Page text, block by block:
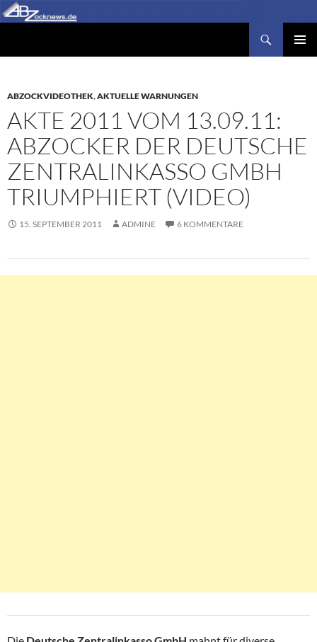
Zum
Inhalt
ABZOCKVIDEOTHEK,AKTUELLE WARNUNGEN
AKTE 2011 VOM 13.09.11:
ABZOCKER DER DEUTSCHE
ZENTRALINKASSO GMBH
TRIUMPHIERT (VIDEO)
15. SEPTEMBER 2011 ADMINE 6 KOMMENTARE